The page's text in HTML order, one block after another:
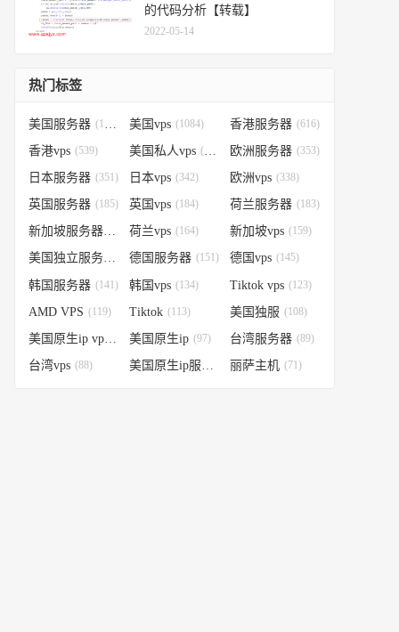
的代码分析【转载】
2022-05-14
热门标签
美国服务器 (1184) 美国vps (1084) 香港服务器 (616)
香港vps (539) 美国私人vps (388) 欧洲服务器 (353)
日本服务器 (351) 日本vps (342) 欧洲vps (338)
英国服务器 (185) 英国vps (184) 荷兰服务器 (183)
新加坡服务器(179)荷兰vps (164) 新加坡vps (159)
美国独立服务器 (151)
德国服务器 (151) 德国vps (145)
韩国服务器 (141) 韩国vps (134) Tiktok vps (123)
AMD VPS (119) Tiktok (113) 美国独服 (108)
(98)美国原生ip (97) 台湾服务器 (89)
台湾vps (88) 美国原生ip服务器 (74)
丽萨主机 (71)